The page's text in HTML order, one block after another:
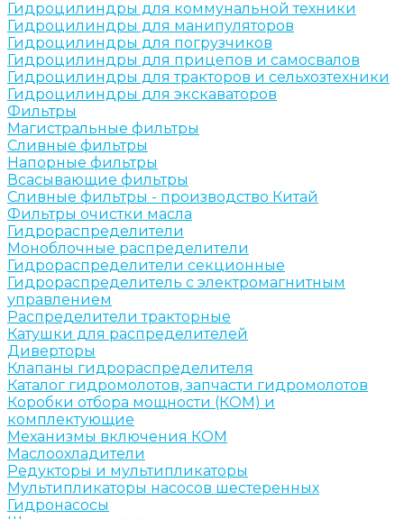
Гидроцилиндры для коммунальной техники
Гидроцилиндры для манипуляторов
Гидроцилиндры для погрузчиков
Гидроцилиндры для прицепов и самосвалов
Гидроцилиндры для тракторов и сельхозтехники
Гидроцилиндры для экскаваторов
Фильтры
Магистральные фильтры
Сливные фильтры
Напорные фильтры
Всасывающие фильтры
Сливные фильтры - производство Китай
Фильтры очистки масла
Гидрораспределители
Моноблочные распределители
Гидрораспределители секционные
Гидрораспределитель с электромагнитным
управлением
Распределители тракторные
Катушки для распределителей
Диверторы
Клапаны гидрораспределителя
Каталог гидромолотов, запчасти гидромолотов
Коробки отбора мощности (КОМ) и
комплектующие
Механизмы включения КОМ
Маслоохладители
Редукторы и мультипликаторы
Мультипликаторы насосов шестеренных
Гидронасосы